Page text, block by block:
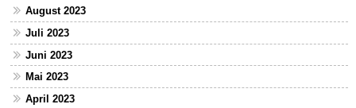
August 2023
Juli 2023
Juni 2023
Mai 2023
April 2023